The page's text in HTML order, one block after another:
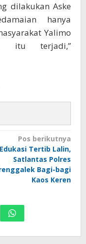
dilakukan Aske
hanya
Yalimo
itu terjadi,”
Pos berikutnya
Edukasi Tertib Lalin,
Satlantas Polres
Bagi-bagi
Kaos Keren